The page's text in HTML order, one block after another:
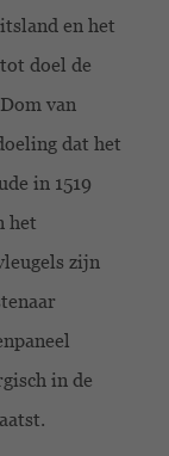
en het
doel de
van
dat het
in 1519
het
zijn
in de